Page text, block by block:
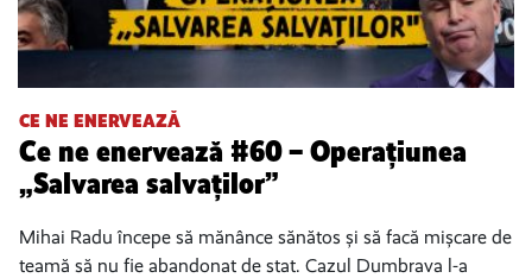
CE NE ENERVEAZĂ
Ce ne enervează #60 – Operațiunea
„Salvarea salvaților”
Mihai Radu începe să mănânce sănătos și să facă mișcare de
teamă să nu fie abandonat de stat. Cazul Dumbrava l-a